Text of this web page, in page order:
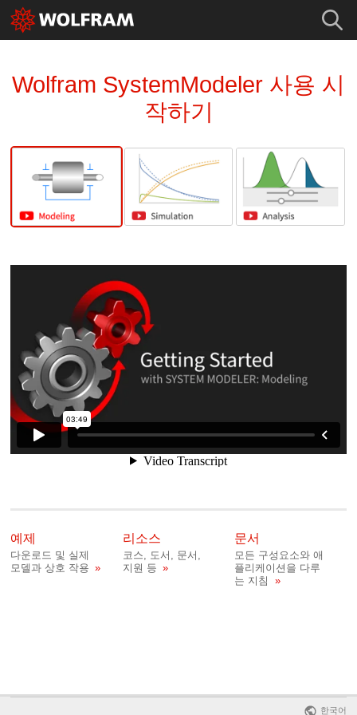
Wolfram SystemModeler 사용 시
작하기
예제
다운로드 및 실제
모델과 상호 작용
리소스
코스, 도서, 문서,
지원 등
문서
모든 구성요소와 애
플리케이션을 다루
는 지침
한국어